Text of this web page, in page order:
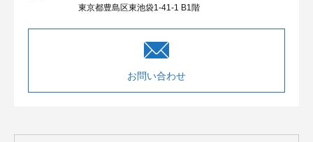
東京都豊島区東池袋1-41-1 B1階
お問い合わせ